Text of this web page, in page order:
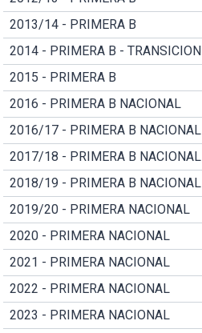
2013/14 - PRIMERA B
2014 - PRIMERA B - TRANSICION
2015 - PRIMERA B
2016 - PRIMERA B NACIONAL
2016/17 - PRIMERA B NACIONAL
2017/18 - PRIMERA B NACIONAL
2018/19 - PRIMERA B NACIONAL
2019/20 - PRIMERA NACIONAL
2020 - PRIMERA NACIONAL
2021 - PRIMERA NACIONAL
2022 - PRIMERA NACIONAL
2023 - PRIMERA NACIONAL